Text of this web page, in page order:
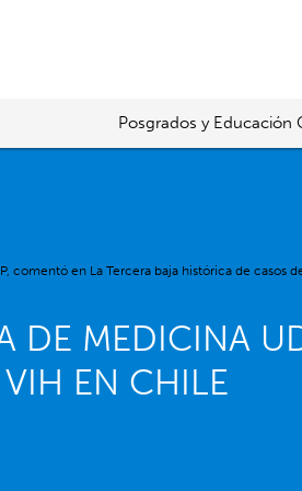
Posgrados y Educación
comentó en La Tercera baja histórica de casos
DE MEDICINA
EN CHILE